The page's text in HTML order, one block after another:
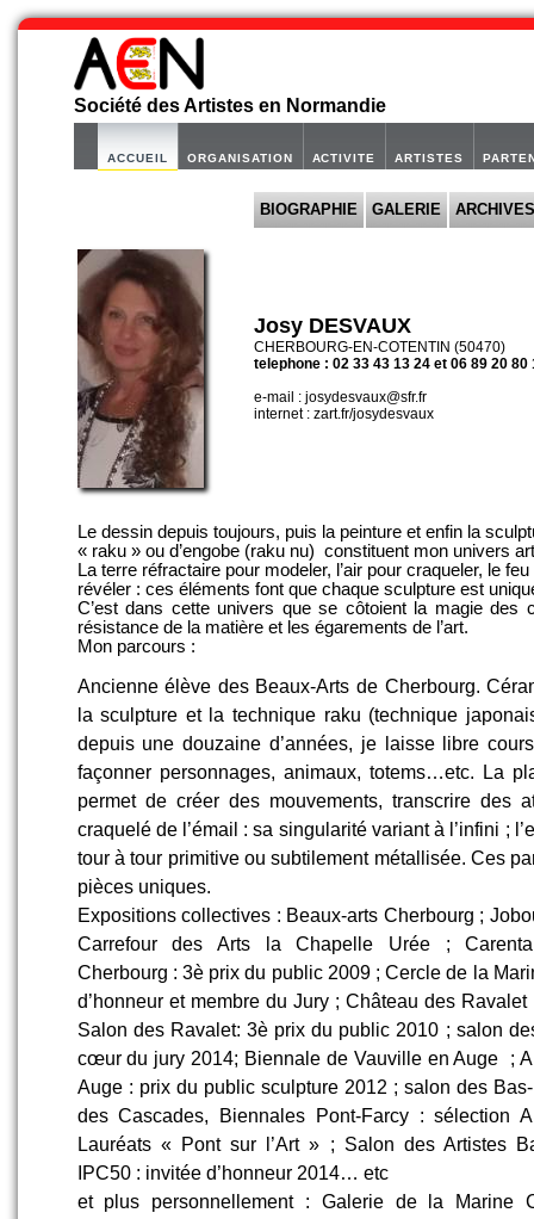
Société des Artistes en Normandie
ACCUEIL ORGANISATION ACTIVITE ARTISTES
BIOGRAPHIE GALERIE ARCHIVES
Josy DESVAUX
CHERBOURG-EN-COTENTIN (50470)
telephone : 02 33 43 13 24 et 06 89 20 80
e-mail : josydesvaux@sfr.fr
internet : zart.fr/josydesvaux
Le dessin depuis toujours, puis la peinture et enfin la
« raku » ou d’engobe (raku nu) constituent mon univers
La terre réfractaire pour modeler, l’air pour craqueler, le
révéler : ces éléments font que chaque sculpture est
C’est dans cette univers que se côtoient la magie des
résistance de la matière et les égarements de l’art.
Mon parcours :
Ancienne élève des Beaux-Arts de Cherbourg.
la sculpture et la technique raku (technique
depuis une douzaine d’années, je laisse libre
façonner personnages, animaux, totems…etc. La
permet de créer des mouvements, transcrire des
craquelé de l’émail : sa singularité variant à l’infini ;
tour à tour primitive ou subtilement métallisée. Ces
pièces uniques.
Expositions collectives : Beaux-arts Cherbourg ;
Carrefour des Arts la Chapelle Urée ;
Cherbourg : 3è prix du public 2009 ; Cercle de la
d’honneur et membre du Jury ; Château des
Salon des Ravalet: 3è prix du public 2010 ; salon
cœur du jury 2014; Biennale de Vauville en Auge ;
Auge : prix du public sculpture 2012 ; salon des
des Cascades, Biennales Pont-Farcy : sélection
Lauréats « Pont sur l’Art » ; Salon des Artistes
IPC50 : invitée d’honneur 2014… etc
et plus personnellement : Galerie de la Marine